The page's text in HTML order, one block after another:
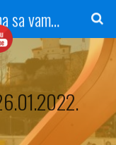
Radio Gradačac - 56 godina sa vama...